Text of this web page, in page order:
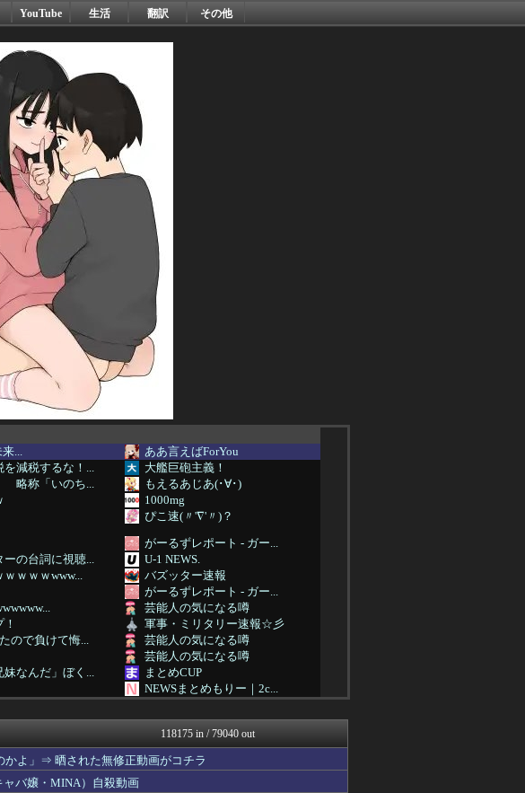
YouTube 生活 翻訳 その他
...
ああ言えばForYou
減税するな！...
大艦巨砲主義！
略称「いのち...
もえるあじあ(･∀･)
1000mg
ぴこ速(〃'∇'〃)？
がーるずレポート - ガー...
の台詞に視聴...
U-1 NEWS.
ｗｗｗwww...
バズッター速報
がーるずレポート - ガー...
芸能人の気になる噂
軍事・ミリタリー速報☆彡
ので負けて悔...
芸能人の気になる噂
芸能人の気になる噂
なんだ」ぼく...
まとめCUP
NEWSまとめもりー｜2c...
VIPPER速報
不思議.net - 5ch...
ツバメ速報＠ヤクルトスワロ...
V系まとめ速報
ょう、、、
118175 in / 79040 out
かよ」⇒ 晒された無修正動画がコチラ
ャバ嬢・MINA）自殺動画